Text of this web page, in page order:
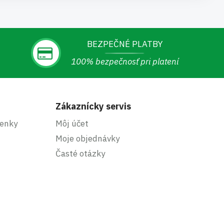
BEZPEČNÉ PLATBY
100% bezpečnosť pri platení
Zákaznícky servis
Môj účet
Moje objednávky
Časté otázky